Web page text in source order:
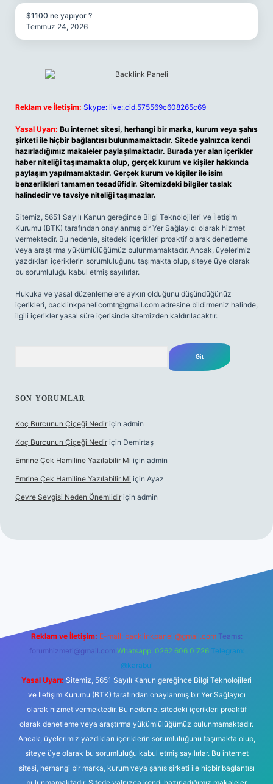
$1100 ne yapıyor ?
Temmuz 24, 2026
Reklam ve İletişim: Skype: live:.cid.575569c608265c69
Yasal Uyarı: Bu internet sitesi, herhangi bir marka, kurum veya şahıs
şirketi ile hiçbir bağlantısı bulunmamaktadır. Sitede yalnızca kendi
hazırladığımız makaleler paylaşılmaktadır. Burada yer alan içerikler
haber niteliği taşımamakta olup, gerçek kurum ve kişiler hakkında
paylaşım yapılmamaktadır. Gerçek kurum ve kişiler ile isim
benzerlikleri tamamen tesadüfidir. Sitemizdeki bilgiler taslak
halindedir ve tavsiye niteliği taşımazlar.
Sitemiz, 5651 Sayılı Kanun gereğince Bilgi Teknolojileri ve İletişim
Kurumu (BTK) tarafından onaylanmış bir Yer Sağlayıcı olarak hizmet
vermektedir. Bu nedenle, sitedeki içerikleri proaktif olarak denetleme
veya araştırma yükümlülüğümüz bulunmamaktadır. Ancak, üyelerimiz
yazdıkları içeriklerin sorumluluğunu taşımakta olup, siteye üye olarak
bu sorumluluğu kabul etmiş sayılırlar.
Hukuka ve yasal düzenlemelere aykırı olduğunu düşündüğünüz
içerikleri, backlinkpanelicomtr@gmail.com adresine bildirmeniz halinde,
ilgili içerikler yasal süre içerisinde sitemizden kaldırılacaktır.
SON YORUMLAR
Koç Burcunun Çiçeği Nedir için admin
Koç Burcunun Çiçeği Nedir için Demirtaş
Emrine Çek Hamiline Yazılabilir Mi için admin
Emrine Çek Hamiline Yazılabilir Mi için Ayaz
Çevre Sevgisi Neden Önemlidir için admin
Reklam ve İletişim: E-mail: backlinkpaneli@gmail.com Teams:
forumhizmeti@gmail.com Whatsapp: 0262 606 0 726 Telegram:
@karabul
Yasal Uyarı: Sitemiz, 5651 Sayılı Kanun gereğince Bilgi Teknolojileri
ve İletişim Kurumu (BTK) tarafından onaylanmış bir Yer Sağlayıcı
olarak hizmet vermektedir. Bu nedenle, sitedeki içerikleri proaktif
olarak denetleme veya araştırma yükümlülüğümüz bulunmamaktadır.
Ancak, üyelerimiz yazdıkları içeriklerin sorumluluğunu taşımakta olup,
siteye üye olarak bu sorumluluğu kabul etmiş sayılırlar. Bu internet
sitesi, herhangi bir marka, kurum veya şahıs şirketi ile hiçbir bağlantısı